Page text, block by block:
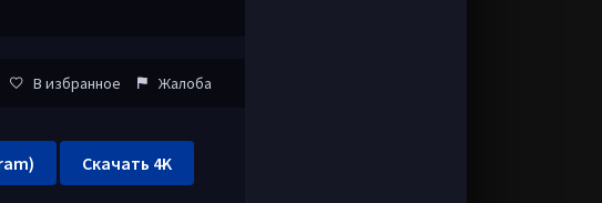
В избранное Жалоба
Скачать 4K